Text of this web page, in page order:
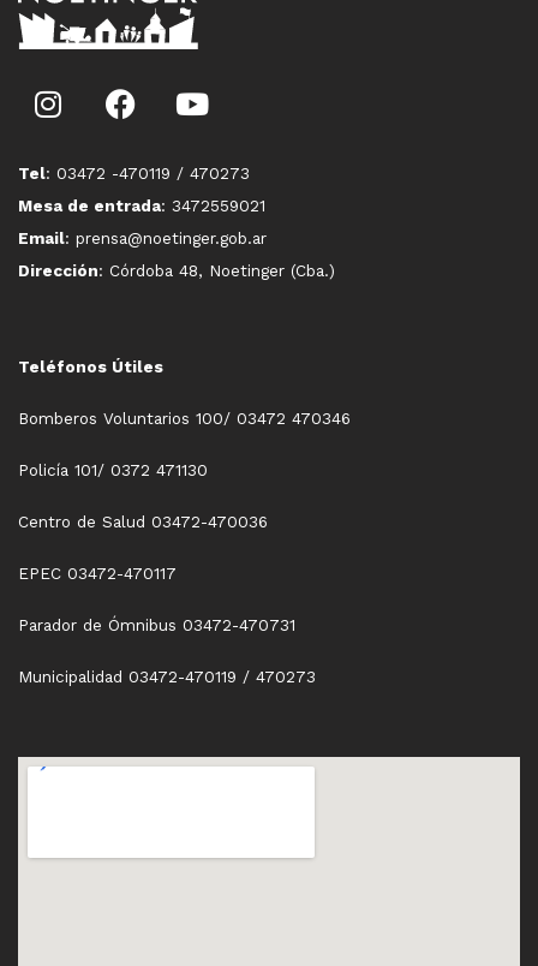
Tel: 03472 -470119 / 470273
Mesa de entrada: 3472559021
Email: prensa@noetinger.gob.ar
Dirección: Córdoba 48, Noetinger (Cba.)
Teléfonos Útiles
Bomberos Voluntarios 100/ 03472 470346
Policía 101/ 0372 471130
Centro de Salud 03472-470036
EPEC 03472-470117
Parador de Ómnibus 03472-470731
Municipalidad 03472-470119 / 470273